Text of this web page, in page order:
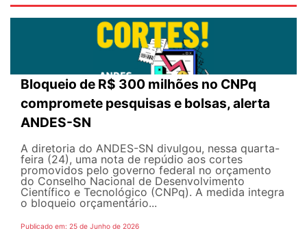
Bloqueio de R$ 300 milhões no CNPq
compromete pesquisas e bolsas, alerta
ANDES-SN
A diretoria do ANDES-SN divulgou, nessa quarta-
feira (24), uma nota de repúdio aos cortes
promovidos pelo governo federal no orçamento
do Conselho Nacional de Desenvolvimento
Científico e Tecnológico (CNPq). A medida integra
o bloqueio orçamentário...
Publicado em: 25 de Junho de 2026